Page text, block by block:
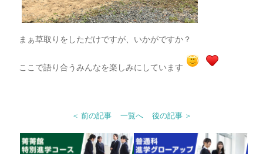
まぁ草取りをしただけですが、いかがですか？
ここで語り合うみんなを楽しみにしています
＜ 前の記事 一覧へ 後の記事 ＞